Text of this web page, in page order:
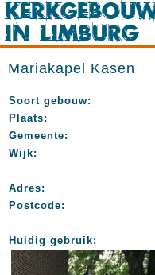
Mariakapel Kasen
Soort gebouw:
Plaats:
Gemeente:
Wijk:
Adres:
Postcode:
Huidig gebruik: